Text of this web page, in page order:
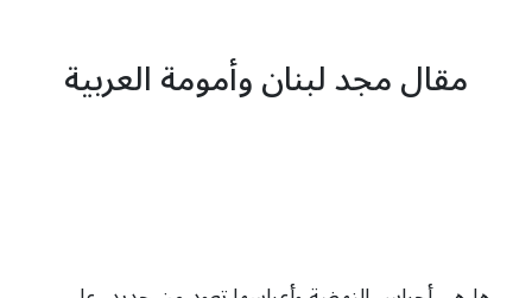
مقال مجد لبنان وأمومة العربية